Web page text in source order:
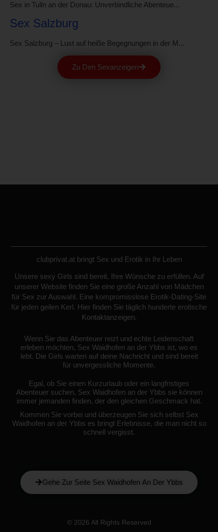
Sex in Tulln an der Donau: Unverbindliche Abenteue...
Sex Salzburg
Sex Salzburg – Lust auf heiße Begegnungen in der M...
Zu Den Sexanzeigen
clubprivat.at bringt Sex und Erotik in Ihr Leben
Unsere sexy Girls sind bereit, Ihre Wünsche zu erfüllen. Auf
unserer Website finden Sie eine große Anzahl von Mädchen
für Sex zur Auswahl. Eine kompromisslose Erotik-Dating-Site
für jeden geilen Kerl. Hier finden Sie täglich hunderte erotische
Kontaktanzeigen.
Wenn Sie das Abenteuer reizt und echte Leidenschaft
erleben möchten, Sex Waidhofen an der Ybbs ist, wo es
lebt. Die Girls warten auf deine Nachricht und sind bereit
für unvergessliche Momente.
Egal, ob Sie einen Kurzurlaub oder ein langfristiges
Abenteuer suchen, Sex Waidhofen an der Ybbs sie können
immer jemanden finden, der den gleichen Geschmack hat.
Kommen Sie vorbei und überzeugen Sie sich selbst Sex
Waidhofen an der Ybbs es bringt Erlebnisse, die man nicht so
schnell vergisst.
Gehe Zur Seite Sex Waidhofen An Der Ybbs
© 2026 All Rights Reserved